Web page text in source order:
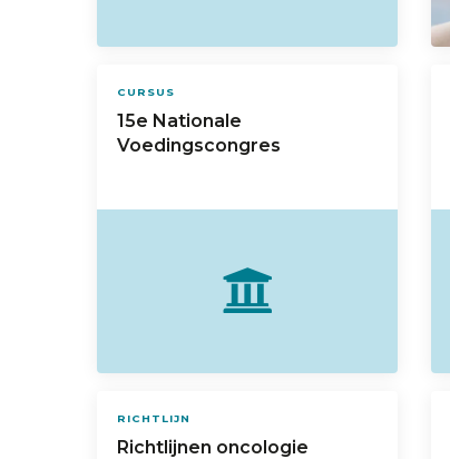
CURSUS
15e Nationale
Voedingscongres
RICHTLIJN
Richtlijnen oncologie